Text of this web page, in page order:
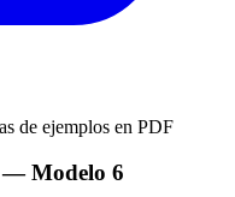
— Modelo 6